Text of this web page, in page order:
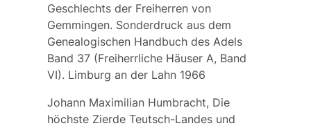
Geschlechts der Freiherren von
Gemmingen. Sonderdruck aus dem
Genealogischen Handbuch des Adels
Band 37 (Freiherrliche Häuser A, Band
VI). Limburg an der Lahn 1966
Johann Maximilian Humbracht, Die
höchste Zierde Teutsch-Landes und